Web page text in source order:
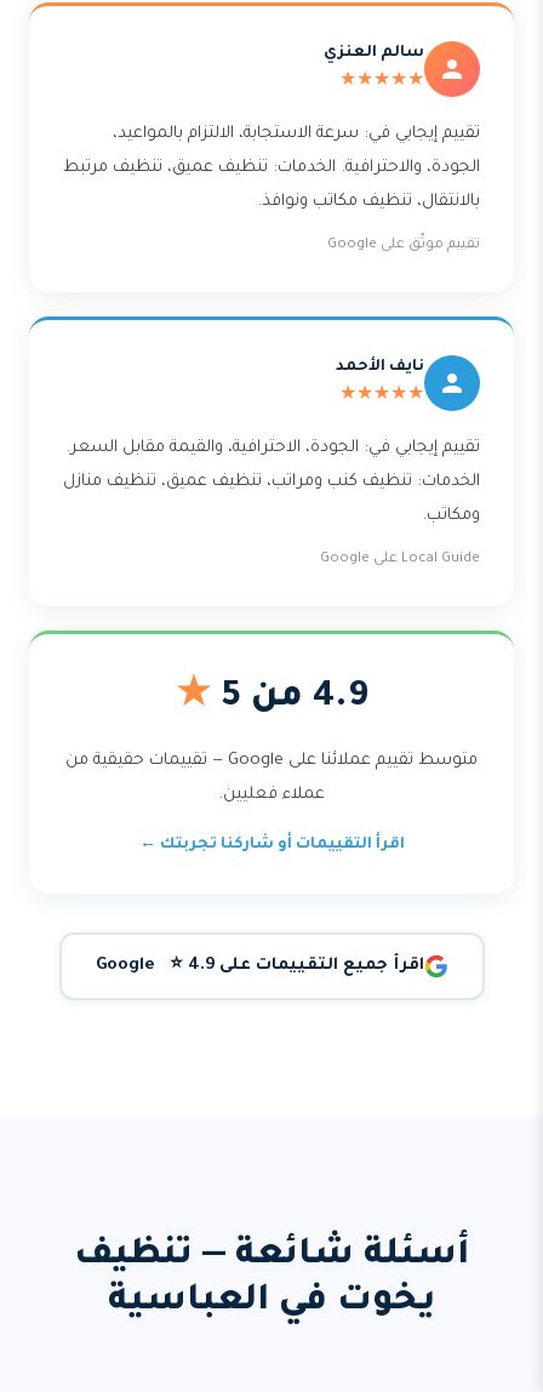
سالم العنزي
★★★★★
تقييم إيجابي في: سرعة الاستجابة، الالتزام بالمواعيد،
الجودة، والاحترافية. الخدمات: تنظيف عميق، تنظيف مرتبط
بالانتقال، تنظيف مكاتب ونوافذ.
تقييم موثّق على Google
نايف الأحمد
★★★★★
تقييم إيجابي في: الجودة، الاحترافية، والقيمة مقابل السعر.
الخدمات: تنظيف كنب ومراتب، تنظيف عميق، تنظيف منازل
ومكاتب.
Local Guide على Google
4.9 من 5 ★
متوسط تقييم عملائنا على Google — تقييمات حقيقية من
عملاء فعليين.
اقرأ التقييمات أو شاركنا تجربتك ←
اقرأ جميع التقييمات على Google ⭐ 4.9
أسئلة شائعة — تنظيف
يخوت في العباسية